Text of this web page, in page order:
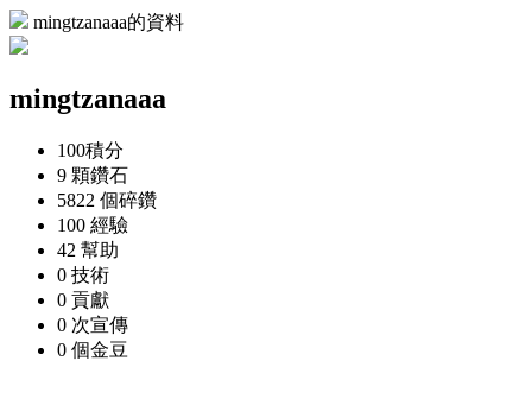
mingtzanaaa的資料
mingtzanaaa
100積分
9 顆鑽石
5822 個碎鑽
100 經驗
42 幫助
0 技術
0 貢獻
0 次宣傳
0 個金豆